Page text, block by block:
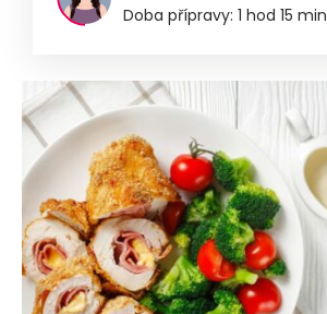
Doba přípravy: 1 hod 15 min